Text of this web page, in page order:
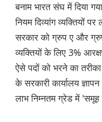
बनाम भारत संघ में दिया
नियम दिव्यांग व्यक्तियों
सरकार को ग्रुप ए और ग्रुप
व्यक्तियों के लिए 3%
ऐसे पदों को भरने का
के सरकारी कार्यालय
लाभ निम्नतम ग्रेड में 'समूह